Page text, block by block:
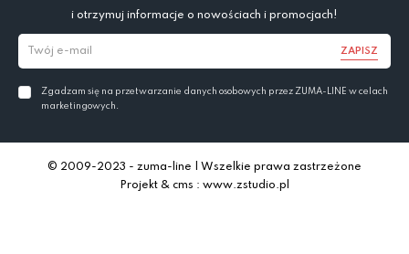
i otrzymuj informacje o nowościach i promocjach!
ZAPISZ
Zgadzam się na przetwarzanie danych osobowych przez ZUMA-LINE w celach
marketingowych.
© 2009-2023 - zuma-line | Wszelkie prawa zastrzeżone
Projekt & cms : www.zstudio.pl